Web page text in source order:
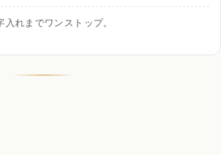
れまでワンストップ。